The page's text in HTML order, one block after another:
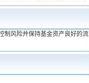
制风险并保持基金资产良好的流